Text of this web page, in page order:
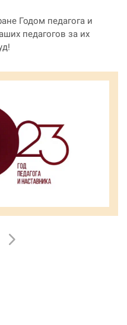
Годом педагога и
педагогов за их